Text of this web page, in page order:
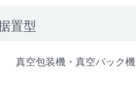
置型
真空包装機・真空パック機